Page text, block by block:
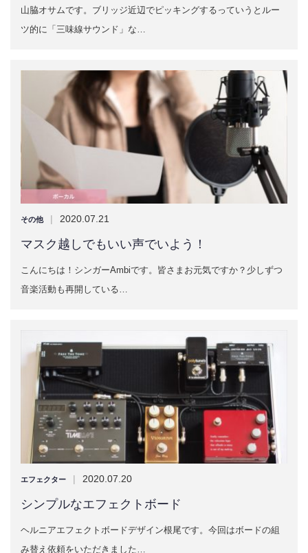
山脇オサムです。ブリッジ近辺でピッキングするっていうとルー
ツ的に「三味線サウンド」な…
その他 | 2020.07.21
マスク越しでもいい声でいよう！
こんにちは！シンガーAmbiです。皆さまお元気ですか？少しずつ
音楽活動も再開している…
エフェクター | 2020.07.20
シンプルなエフェクトボード
ヘルニアエフェクトボードデザイン根尾です。今回はボードの組
み替え依頼をいただきました…